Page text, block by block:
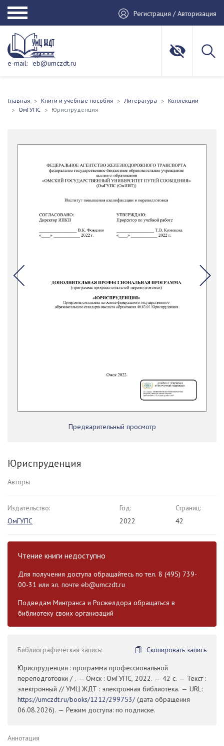
Регистрация / Авторизация
e-mail: eb@umczdt.ru
Главная Книги и учебные пособия Литература
Коллекции
ОмГУПС
Юриспруденция
Предварительный просмотр
Юриспруденция
Авторы
Издательство:
ОмГУПС
Год:
2022
Страниц:
42
Чтение книги недоступно
Для получения доступа обращайтесь по тел. 8 (495) 739-
00-31 или эл. почте eb@umczdt.ru
Подведам Минтранса и Росжелдора обращаться в
библиотеку своих организаций
Библиографическая запись:
Скопировать запись
Юриспруденция : программа профессиональной
переподготовки / . — Омск : ОмГУПС, 2022. — 42 с. — Текст :
электронный // УМЦ ЖДТ : электронная библиотека. — URL:
https://umczdt.ru/books/1212/299753/(дата обращения
06.08.2026). — Режим доступа: по подписке.
Аннотация